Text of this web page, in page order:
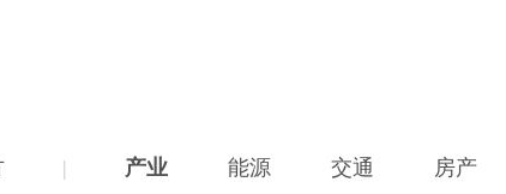
| 产业 能源 交通 房产